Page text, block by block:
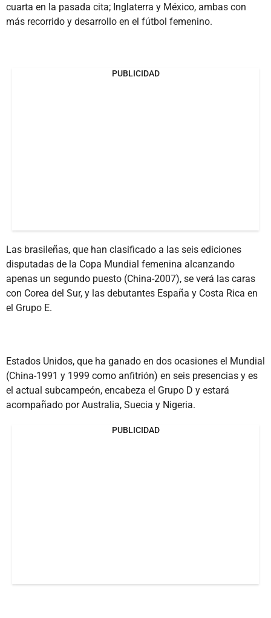
cuarta en la pasada cita; Inglaterra y México, ambas con
más recorrido y desarrollo en el fútbol femenino.
PUBLICIDAD
Las brasileñas, que han clasificado a las seis ediciones
disputadas de la Copa Mundial femenina alcanzando
apenas un segundo puesto (China-2007), se verá las caras
con Corea del Sur, y las debutantes España y Costa Rica en
el Grupo E.
Estados Unidos, que ha ganado en dos ocasiones el Mundial
(China-1991 y 1999 como anfitrión) en seis presencias y es
el actual subcampeón, encabeza el Grupo D y estará
acompañado por Australia, Suecia y Nigeria.
PUBLICIDAD